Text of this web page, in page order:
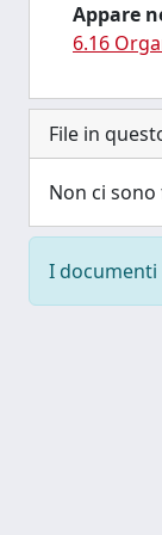
Appare
6.16
File in
Non ci
I documenti